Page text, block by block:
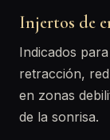
Injertos de
Indicados
retracción,
en zonas
de la sonrisa.